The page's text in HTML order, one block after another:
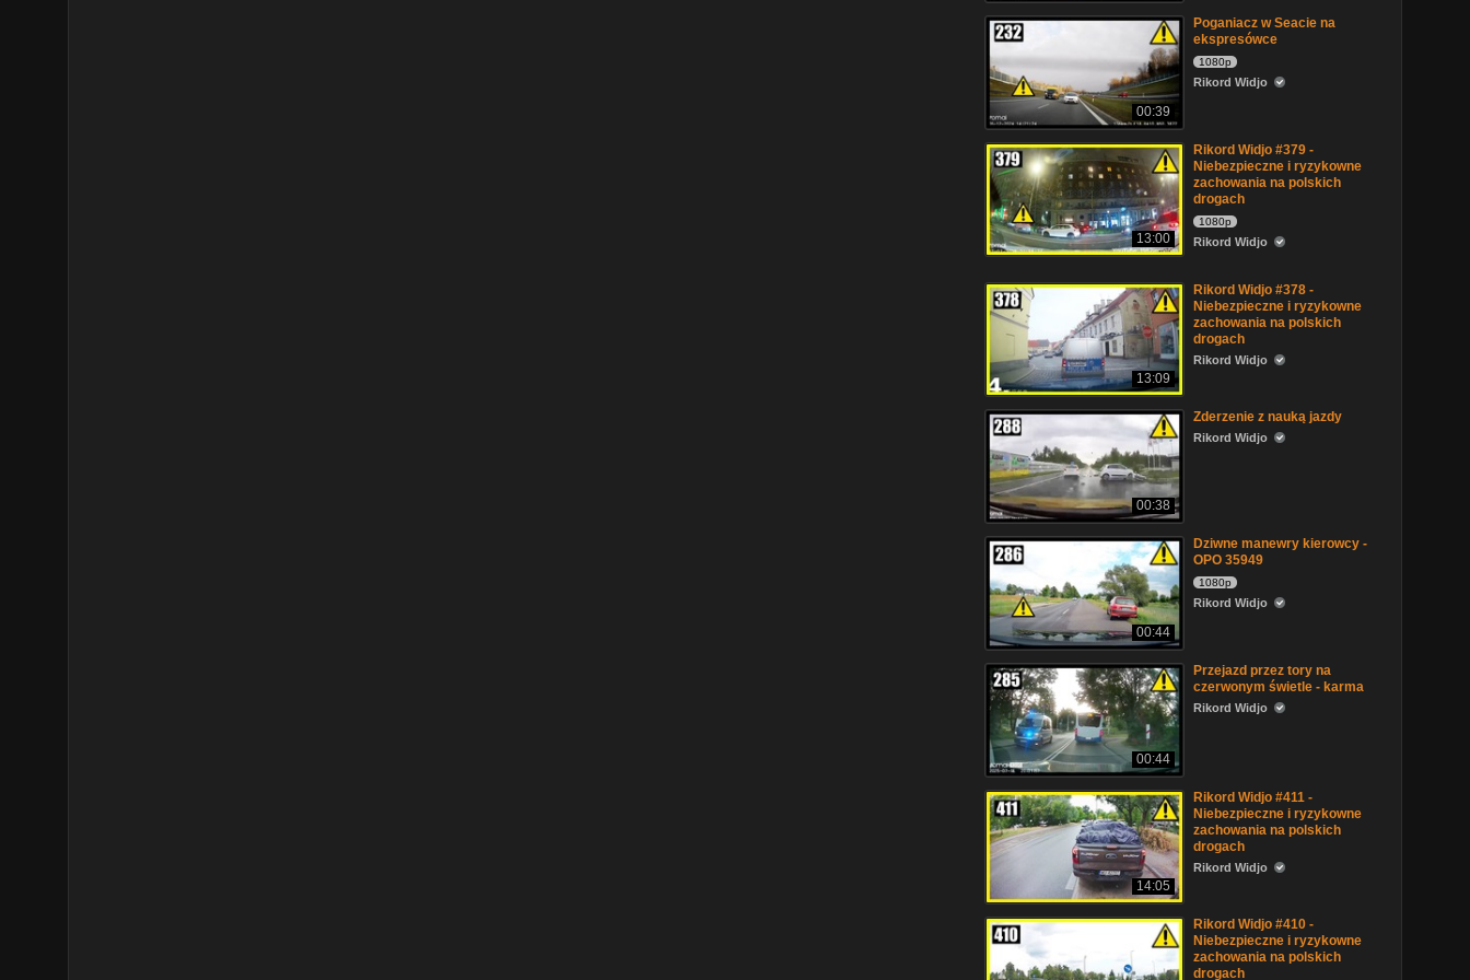
00:39
Poganiacz w Seacie na
ekspresówce
1080p
Rikord Widjo
13:00
Rikord Widjo #379 -
Niebezpieczne i ryzykowne
zachowania na polskich
drogach
1080p
Rikord Widjo
13:09
Rikord Widjo #378 -
Niebezpieczne i ryzykowne
zachowania na polskich
drogach
Rikord Widjo
00:38
Zderzenie z nauką jazdy
Rikord Widjo
00:44
Dziwne manewry kierowcy -
OPO 35949
1080p
Rikord Widjo
00:44
Przejazd przez tory na
czerwonym świetle - karma
Rikord Widjo
14:05
Rikord Widjo #411 -
Niebezpieczne i ryzykowne
zachowania na polskich
drogach
Rikord Widjo
Rikord Widjo #410 -
Niebezpieczne i ryzykowne
zachowania na polskich
drogach